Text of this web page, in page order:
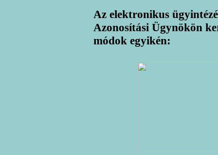
Az elektronikus
Azonosítási Ügynökön
módok egyikén: